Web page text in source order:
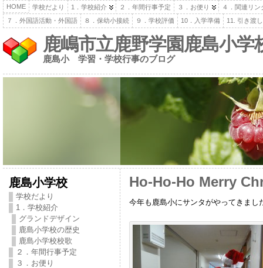
HOME 学校だより 1．学校紹介 ２．年間行事予定 ３．お便り
４．関連リン
７．外国語活動・外国語
８．保幼小接続 ９．学校評価 10．入学準備 11. 引き渡
鹿嶋市立鹿野学園鹿島小学
鹿島小 学習・学校行事のブログ
鹿島小学校
学校だより
1．学校紹介
グランドデザイン
鹿島小学校の歴史
鹿島小学校校歌
２．年間行事予定
３．お便り
Ho-Ho-Ho Merry
今年も鹿島小にサンタがやってきま